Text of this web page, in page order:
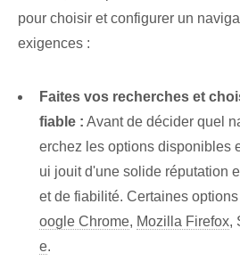
pour choisir et configurer un
exigences :
Faites vos recherches et
fiable : Avant de décider quel
erchez les options disponibles
ui jouit d'une solide réputation
et de fiabilité. Certaines
oogle Chrome, Mozilla Firefox,
e.